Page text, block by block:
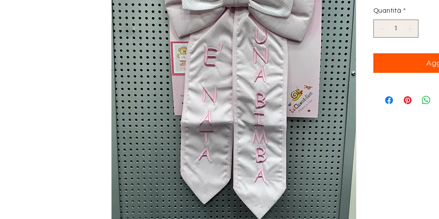
Quantità *